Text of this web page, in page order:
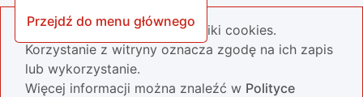
Przejdź do menu głównego
Nasza strona wykorzystuje pliki cookies.
Korzystanie z witryny oznacza zgodę na ich zapis
lub wykorzystanie.
Więcej informacji można znaleźć w Polityce